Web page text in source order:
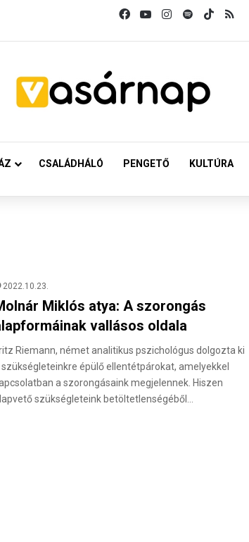
FacebookYouTubeInstagram
SpotifyTikTok
CSALÁDHÁLÓ PENGETŐ KULTÚRA
2022.10.23.
Miklós atya: A szorongás
vallásos oldala
Riemann, német analitikus pszichológus dolgozta ki
szükségleteinkre épülő ellentétpárokat, amelyekkel
a szorongásaink megjelennek. Hiszen
szükségleteink betöltetlenségéből…